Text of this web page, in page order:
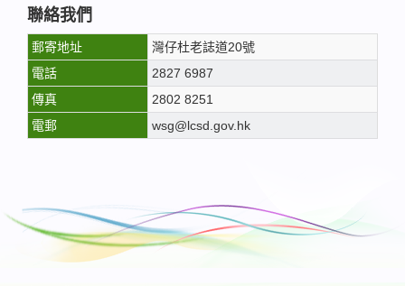
聯絡我們
郵寄地址
灣仔杜老誌道20號
電話
2827 6987
傳真
2802 8251
電郵
wsg@lcsd.gov.hk